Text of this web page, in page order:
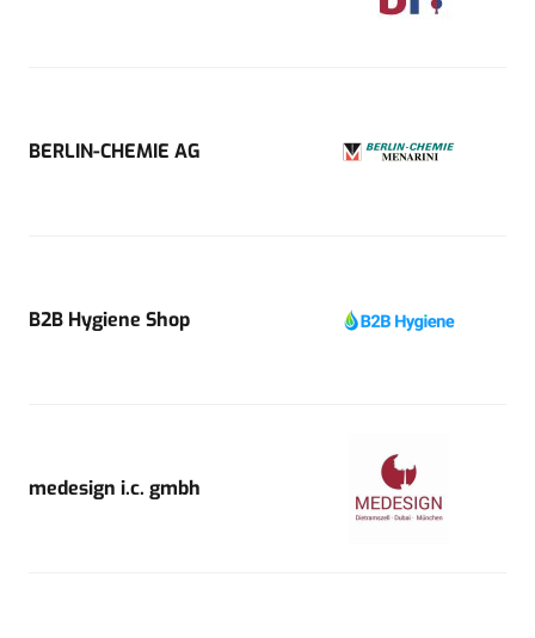
BERLIN-CHEMIE AG
B2B Hygiene Shop
medesign i.c. gmbh